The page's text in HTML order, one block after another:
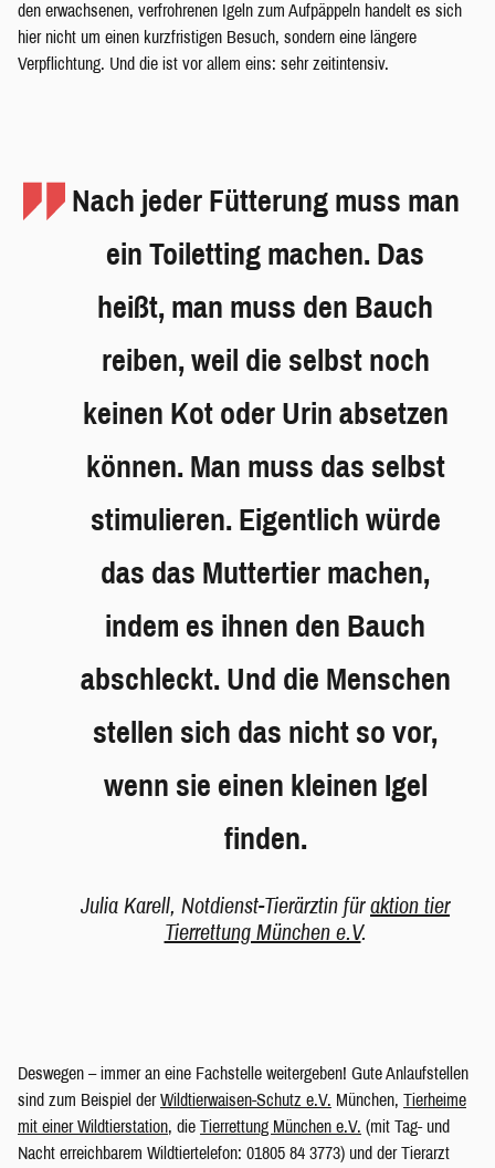
den erwachsenen, verfrohrenen Igeln zum Aufpäppeln handelt es sich
hier nicht um einen kurzfristigen Besuch, sondern eine längere
Verpflichtung. Und die ist vor allem eins: sehr zeitintensiv.
Nach jeder Fütterung muss man
ein Toiletting machen. Das
heißt, man muss den Bauch
reiben, weil die selbst noch
keinen Kot oder Urin absetzen
können. Man muss das selbst
stimulieren. Eigentlich würde
das das Muttertier machen,
indem es ihnen den Bauch
abschleckt. Und die Menschen
stellen sich das nicht so vor,
wenn sie einen kleinen Igel
finden.
Julia Karell, Notdienst-Tierärztin füraktion tier
Tierrettung München e.V.
Deswegen – immer an eine Fachstelle weitergeben! Gute Anlaufstellen
sind zum Beispiel derWildtierwaisen-Schutz e.V. München, Tierheime
mit einer Wildtierstation, die Tierrettung München e.V. (mit Tag- und
Nacht erreichbarem Wildtiertelefon: 01805 84 3773) und der Tierarzt